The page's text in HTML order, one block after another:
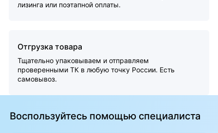
лизинга или поэтапной оплаты.
Отгрузка товара
Тщательно упаковываем и отправляем
проверенными ТК в любую точку России. Есть
самовывоз.
Воспользуйтесь помощью специалиста